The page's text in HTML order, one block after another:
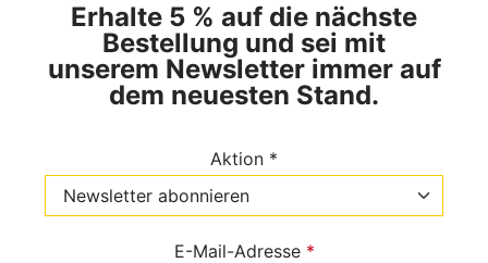
Erhalte 5 % auf die nächste
Bestellung und sei mit
unserem Newsletter immer auf
dem neuesten Stand.
Aktion *
E-Mail-Adresse *